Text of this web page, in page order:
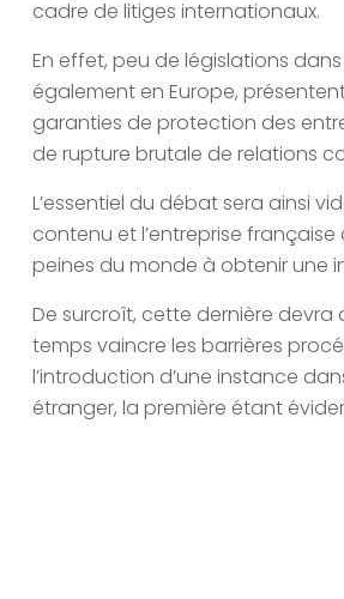
cadre de litiges internationaux.
En effet, peu de législations
également en Europe,
garanties de protection des
de rupture brutale de relations
L’essentiel du débat sera ainsi
contenu et l’entreprise
peines du monde à obtenir une
De surcroît, cette dernière devra
temps vaincre les barrières
l’introduction d’une instance
étranger, la première étant